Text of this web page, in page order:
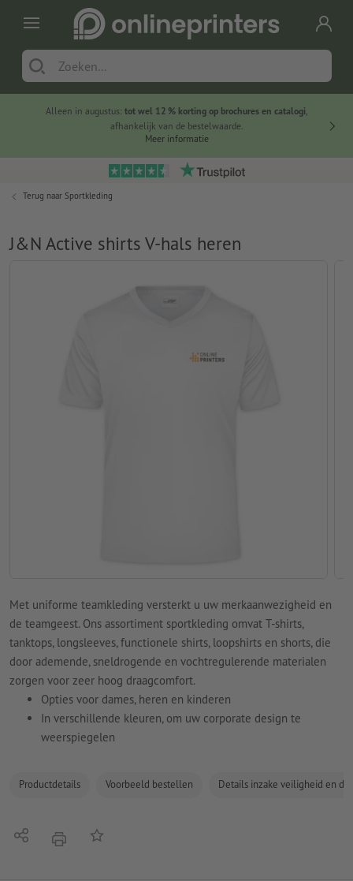
Alleen in augustus: tot wel 12 % korting op brochures en catalogi,
afhankelijk van de bestelwaarde.
Meer informatie
Terug naar Sportkleding
J&N Active shirts V-hals heren
Met uniforme teamkleding versterkt u uw merkaanwezigheid en
de teamgeest. Ons assortiment sportkleding omvat T-shirts,
tanktops, longsleeves, functionele shirts, loopshirts en shorts, die
door ademende, sneldrogende en vochtregulerende materialen
zorgen voor zeer hoog draagcomfort.
Opties voor dames, heren en kinderen
In verschillende kleuren, om uw corporate design te
weerspiegelen
Productdetails Voorbeeld bestellen Details inzake veiligheid en
Delen afdrukkenOp de lijst